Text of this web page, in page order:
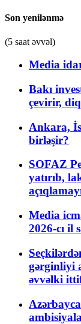
Son yenilənmə
(5 saat əvvəl)
Media
Bakı
çevirir,
Ankara,
birləşir?
SOFAZ
yatırıb,
Media
2026-cı il
gərginliyi
əvvəlki